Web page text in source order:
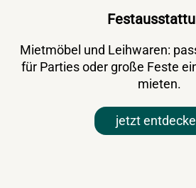
Mietmöbel und Leihwaren:
für Parties oder große Feste
mieten.
jetzt